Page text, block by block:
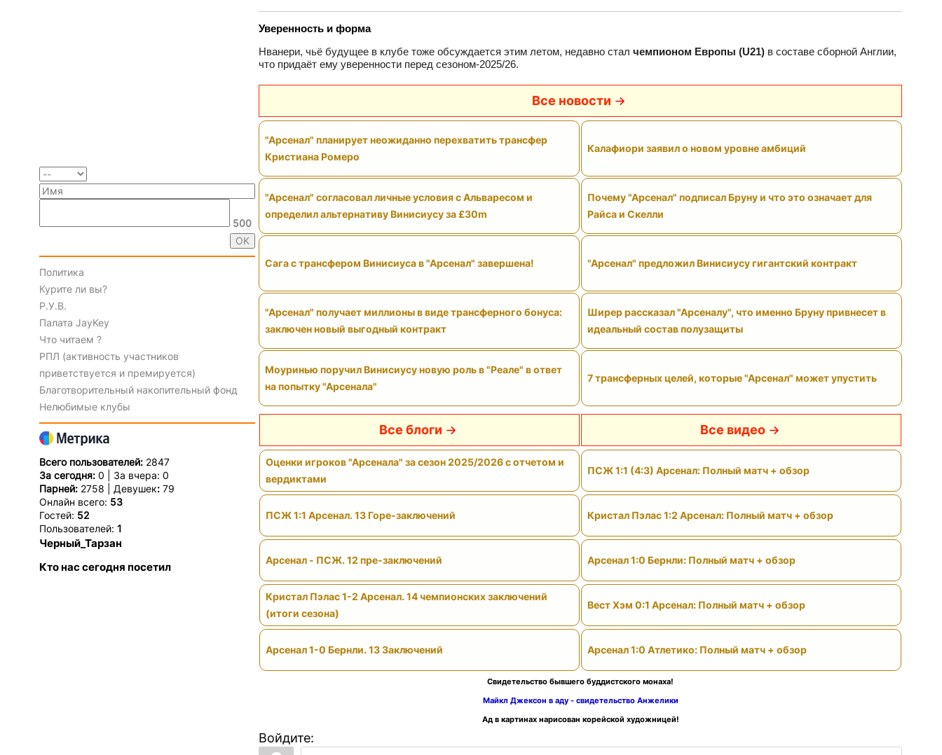
500
Политика
Курите ли вы?
Р.У.В.
Палата JayKey
Что читаем ?
РПЛ (активность участников
приветствуется и премируется)
Благотворительный накопительный фонд
Нелюбимые клубы
Всего пользователей: 2847
За сегодня: 0 | За вчера: 0
Парней: 2758 | Девушек:79
Онлайн всего: 53
Гостей: 52
Пользователей: 1
Черный_Тарзан
Кто нас сегодня посетил
Уверенность и форма
Нванери, чьё будущее в клубе тоже обсуждается этим летом, недавно стал чемпионом Европы (U21)в составе сборной Англии,
что придаёт ему уверенности перед сезоном-2025/26.
Все новости
"Арсенал" планирует неожиданно перехватить трансфер
Кристиана Ромеро
Калафиори заявил о новом уровне амбиций
"Арсенал" согласовал личные условия с Альваресом и
определил альтернативу Винисиусу за £30m
Почему "Арсенал" подписал Бруну и что это означает для
Райса и Скелли
Сага с трансфером Винисиуса в "Арсенал" завершена! "Арсенал" предложил Винисиусу гигантский контракт
"Арсенал" получает миллионы в виде трансферного бонуса:
заключен новый выгодный контракт
Ширер рассказал "Арсеналу", что именно Бруну привнесет в
идеальный состав полузащиты
Моуринью поручил Винисиусу новую роль в "Реале" в ответ
на попытку "Арсенала"
7 трансферных целей, которые "Арсенал" может упустить
Все блоги
Оценки игроков "Арсенала" за сезон 2025/2026 с отчетом и
вердиктами
ПСЖ 1:1 Арсенал. 13 Горе-заключений
Арсенал - ПСЖ. 12 пре-заключений
Кристал Пэлас 1-2 Арсенал. 14 чемпионских заключений
(итоги сезона)
Арсенал 1-0 Бернли. 13 Заключений
Все видео
ПСЖ 1:1 (4:3) Арсенал: Полный матч + обзор
Кристал Пэлас 1:2 Арсенал: Полный матч + обзор
Арсенал 1:0 Бернли: Полный матч + обзор
Вест Хэм 0:1 Арсенал: Полный матч + обзор
Арсенал 1:0 Атлетико: Полный матч + обзор
Свидетельство бывшего буддистского монаха!
Майкл Джексон в аду - свидетельство Анжелики
Ад в картинах нарисован корейской художницей!
Войдите: